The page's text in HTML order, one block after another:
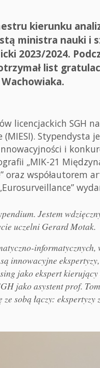
kierunku
ministra nauki i
2023/2024.
list
licencjackich SGH
Stypendysta
i
„MIK-21
oraz współautorem
Jestem
uczelni Gerard Motak.
innowacyjne
jako ekspert kierujący
jako asystent prof.
sobą łączy: